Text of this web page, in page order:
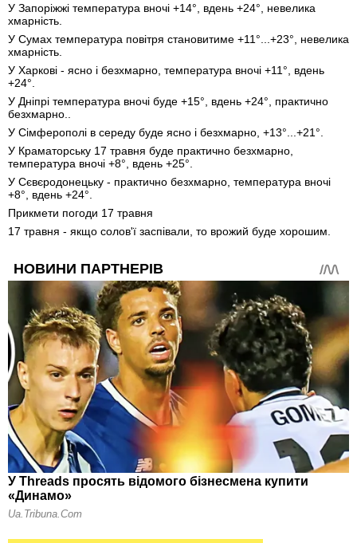
У Запоріжжі температура вночі +14°, вдень +24°, невелика
хмарність.
У Сумах температура повітря становитиме +11°...+23°, невелика
хмарність.
У Харкові - ясно і безхмарно, температура вночі +11°, вдень
+24°.
У Дніпрі температура вночі буде +15°, вдень +24°, практично
безхмарно..
У Сімферополі в середу буде ясно і безхмарно, +13°...+21°.
У Краматорську 17 травня буде практично безхмарно,
температура вночі +8°, вдень +25°.
У Сєвєродонецьку - практично безхмарно, температура вночі
+8°, вдень +24°.
Прикмети погоди 17 травня
17 травня - якщо солов'ї заспівали, то врожий буде хорошим.